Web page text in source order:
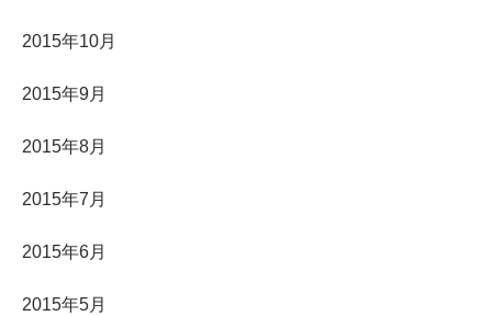
2015年10月
2015年9月
2015年8月
2015年7月
2015年6月
2015年5月